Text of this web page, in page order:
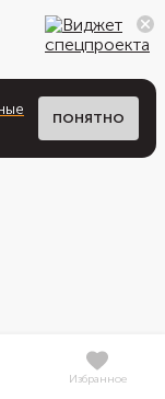
ПОНЯТНО
Избранное